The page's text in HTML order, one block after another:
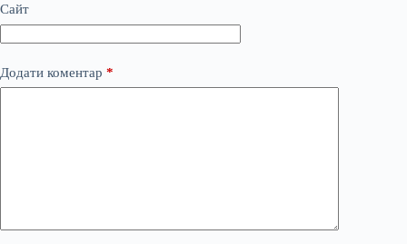
Сайт
Додати коментар *